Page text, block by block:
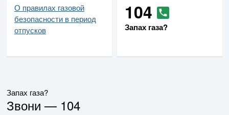
О правилах газовой
безопасности в период
отпусков
104
Запах газа?
Запах газа?
Звони — 104